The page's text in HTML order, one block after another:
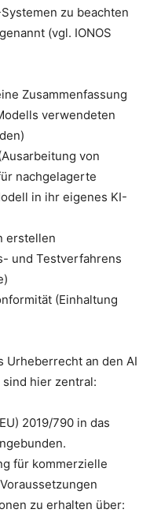
zu beachten
(vgl. IONOS
Zusammenfassung
verwendeten
von
nachgelagerte
in ihr eigenes KI-
erstellen
und Testverfahrens
(Einhaltung
Urheberrecht an den AI
hier zentral:
2019/790 in das
für kommerzielle
zu erhalten über: